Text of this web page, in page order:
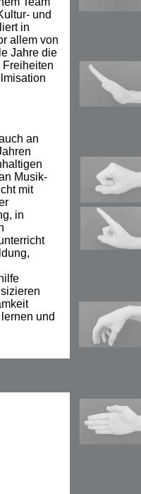
und
in
allem von
Jahre die
Freiheiten
an
Musik-
mit
in
und